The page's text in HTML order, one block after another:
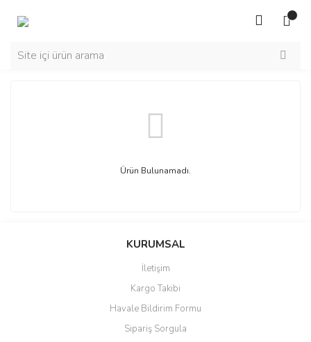
Ürün Bulunamadı.
KURUMSAL
İletişim
Kargo Takibi
Havale Bildirim Formu
Sipariş Sorgula